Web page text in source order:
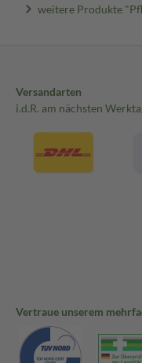
weitere Produkte
Versandarten
i.d.R. am nächsten
Vertraue unserem